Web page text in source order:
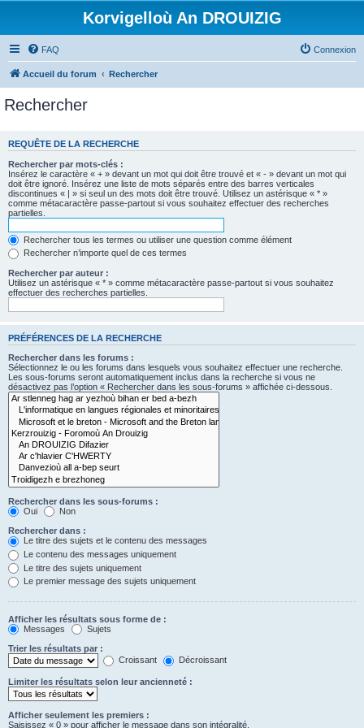
Korvigelloù An DROUIZIG
FAQ Connexion
Accueil du forum Rechercher
Rechercher
REQUÊTE DE LA RECHERCHE
Rechercher par mots-clés :
Insérez le caractère « + » devant un mot qui doit être trouvé et « - » devant un mot qui
doit être ignoré. Insérez une liste de mots séparés entre des barres verticales
discontinues « | » si seul un des mots doit être trouvé. Utilisez un astérisque « * »
comme métacaractère passe-partout si vous souhaitez effectuer des recherches
partielles.
Rechercher tous les termes ou utiliser une question comme élément
Rechercher n’importe quel de ces termes
Rechercher par auteur :
Utilisez un astérisque « * » comme métacaractère passe-partout si vous souhaitez
effectuer des recherches partielles.
PRÉFÉRENCES DE LA RECHERCHE
Rechercher dans les forums :
Sélectionnez le ou les forums dans lesquels vous souhaitez effectuer une recherche.
Les sous-forums seront automatiquement inclus dans la recherche si vous ne
désactivez pas l’option « Rechercher dans les sous-forums » affichée ci-dessous.
Rechercher dans les sous-forums :
Oui
Non
Rechercher dans :
Le titre des sujets et le contenu des messages
Le contenu des messages uniquement
Le titre des sujets uniquement
Le premier message des sujets uniquement
Afficher les résultats sous forme de :
Messages
Sujets
Trier les résultats par :
Croissant
Décroissant
Limiter les résultats selon leur ancienneté :
Afficher seulement les premiers :
Saisissez « 0 » pour afficher le message dans son intégralité.